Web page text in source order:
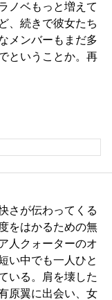
ノベもっと増えて
、続きで彼女たち
メンバーもまだ多
ということか。再
さが伝わってくる
をはかるための無
人クォーターのオ
い中でも一人ひと
いる。肩を壊した
原翼に出会い、女